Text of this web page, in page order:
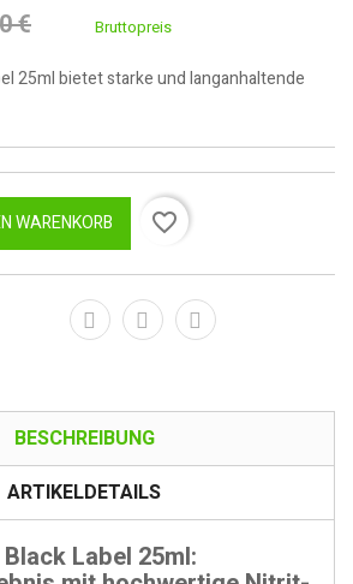
€ Bruttopreis
25ml bietet starke und langanhaltende
WARENKORB favorite_border
BESCHREIBUNG
ARTIKELDETAILS
Label 25ml: